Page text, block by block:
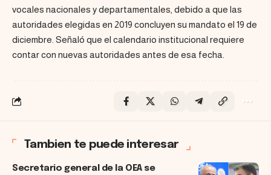
vocales nacionales y departamentales, debido a que las
autoridades elegidas en 2019 concluyen su mandato el 19 de
diciembre. Señaló que el calendario institucional requiere
contar con nuevas autoridades antes de esa fecha.
Tambien te puede interesar
Secretario general de la OEA se